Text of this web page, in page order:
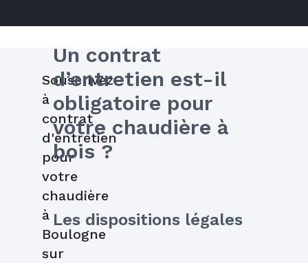
Un contrat
d’entretien est-il
obligatoire pour
votre chaudière à
bois ?
Les dispositions légales
Souscrivez
à
contrat
d'entretien
pour
votre
chaudière
à
Boulogne
sur